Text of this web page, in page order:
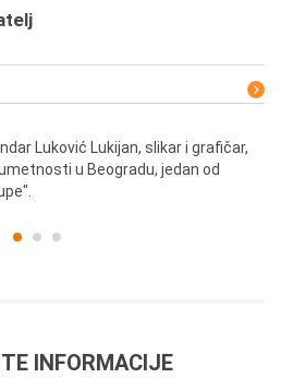
Luković Lukijan, slikar i grafičar,
u Beogradu, jedan od
INFORMACIJE